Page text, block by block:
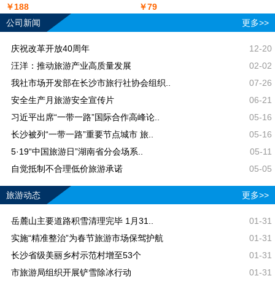
￥188
￥79
公司新闻
更多>>
庆祝改革开放40周年
12-20
汪洋：推动旅游产业高质量发展
02-02
我社市场开发部在长沙市旅行社协会组织..
07-26
安全生产月旅游安全宣传片
06-21
习近平出席“一带一路”国际合作高峰论..
05-16
长沙被列“一带一路”重要节点城市 旅..
05-16
5·19“中国旅游日”湖南省分会场系..
05-11
自觉抵制不合理低价旅游承诺
05-05
旅游动态 更多>>
岳麓山主要道路积雪清理完毕 1月31..
01-31
实施“精准整治”为春节旅游市场保驾护航
01-31
长沙省级美丽乡村示范村增至53个
01-31
市旅游局组织开展铲雪除冰行动
01-31